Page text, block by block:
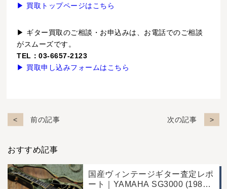
▶ 買取トップページはこちら
▶ ギター買取のご相談・お申込みは、お電話でのご相談
がスムーズです。
TEL：03-6657-2123
▶ 買取申し込みフォームはこちら
前の記事 次の記事
おすすめ記事
国産ヴィンテージギター査定レポ
ート｜YAMAHA SG3000 (1988